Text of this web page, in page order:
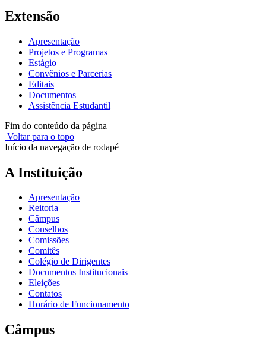
Extensão
Apresentação
Projetos e Programas
Estágio
Convênios e Parcerias
Editais
Documentos
Assistência Estudantil
Fim do conteúdo da página
Voltar para o topo
Início da navegação de rodapé
A Instituição
Apresentação
Reitoria
Câmpus
Conselhos
Comissões
Comitês
Colégio de Dirigentes
Documentos Institucionais
Eleições
Contatos
Horário de Funcionamento
Câmpus